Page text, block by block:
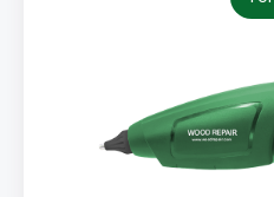
olduğunu ve ısındığını
sıcaklıkta çalışır.
veya çıkış boyutunu
değiştirilebilir. Standart
4 mm’dir. Ø12 mm
Uyumlu Ø12 mm Wood
çubuklarıyla uyumludur,